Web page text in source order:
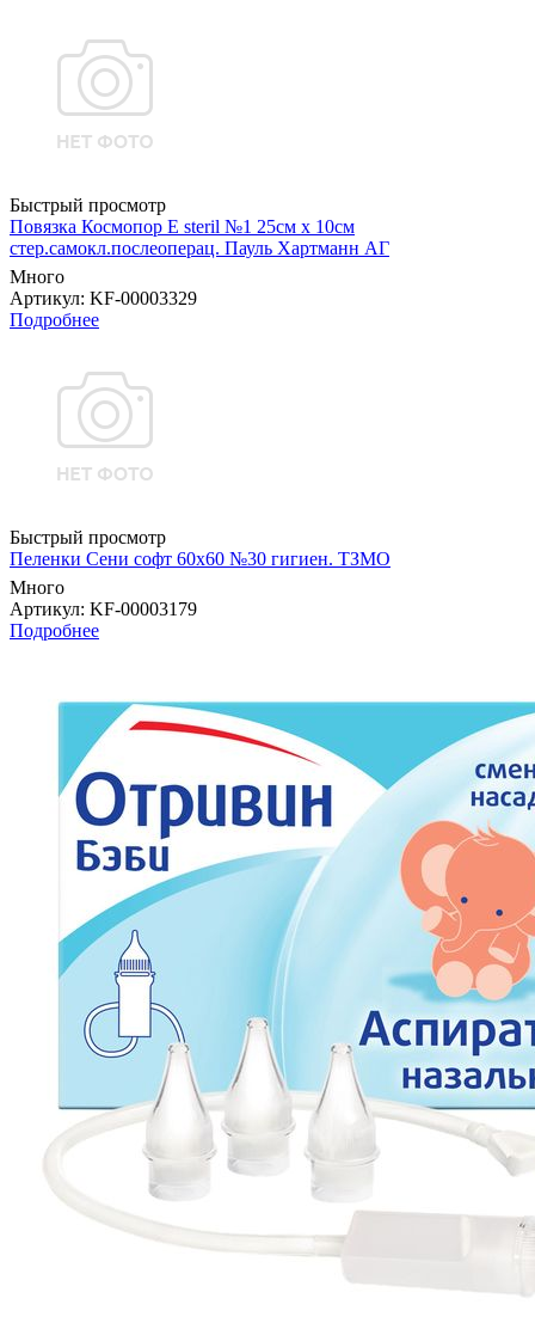
Быстрый просмотр
Повязка Космопор E steril №1 25см х 10см
стер.самокл.послеоперац. Пауль Хартманн AГ
Много
Артикул: KF-00003329
Подробнее
Быстрый просмотр
Пеленки Сени софт 60х60 №30 гигиен. ТЗМО
Много
Артикул: KF-00003179
Подробнее